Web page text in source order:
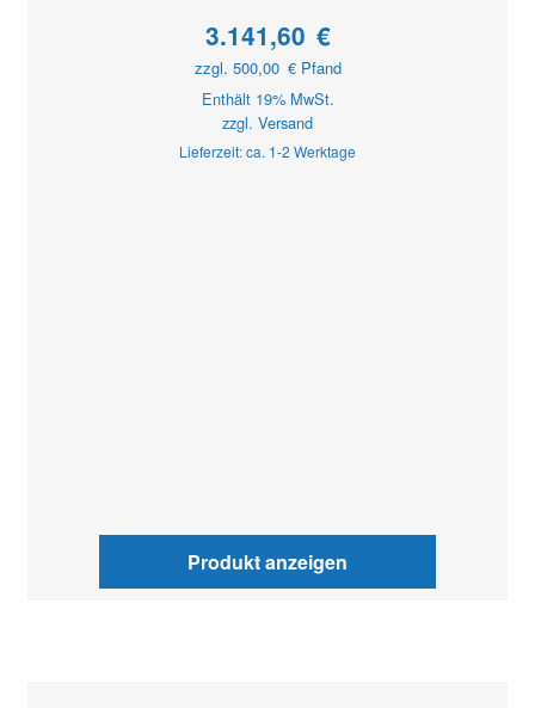
3.141,60 €
zzgl. 500,00 €Pfand
Enthält 19% MwSt.
zzgl. Versand
Lieferzeit: ca. 1-2 Werktage
Produkt anzeigen